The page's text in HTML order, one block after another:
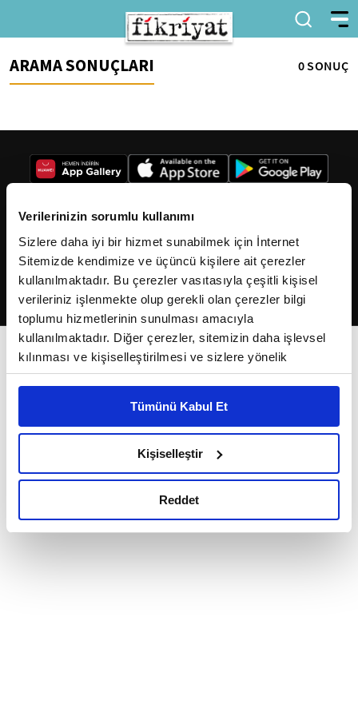
Verilerinizin sorumlu kullanımı
Sizlere daha iyi bir hizmet sunabilmek için İnternet
Sitemizde kendimize ve üçüncü kişilere ait çerezler
kullanılmaktadır. Bu çerezler vasıtasıyla çeşitli kişisel
verileriniz işlenmekte olup gerekli olan çerezler bilgi
toplumu hizmetlerinin sunulması amacıyla
kullanılmaktadır. Diğer çerezler, sitemizin daha işlevsel
kılınması ve kişiselleştirilmesi ve sizlere yönelik
reklam/pazarlama faaliyetlerinin yapılması, amaçlarıyla
Çerezlere ilişkin tercihlerinizi çerez paneli vasıtasıyla
belirleyebilirsiniz. Çerezlere ilişkin detaylı bilgi için
Ayarlar butonuna tıklayabilir,Çerez Bilgilendirme
Metnimizi ziyaret edebilirsiniz.
okumak ve sitemizi ziyaretiniz kapsamında
Tümünü Kabul Et
Kişiselleştir
Reddet
ARAMA SONUÇLARI 0 SONUÇ
2026Fikriyat. Tüm hakları saklıdır.